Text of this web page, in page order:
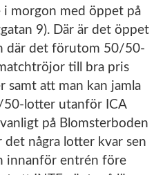
morgon med öppet på
9). Där är det öppet
där det förutom 50/50-
till bra pris
samt att man kan jamla
50-lotter utanför ICA
på Blomsterboden
det några lotter kvar sen
innanför entrén före